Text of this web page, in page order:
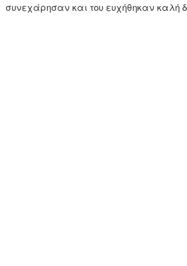
συνεχάρησαν και του ευχήθηκαν καλή